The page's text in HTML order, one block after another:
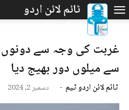
غربت کی وجہ سے
سے میلوں دور بھیج دیا
ٹائم لائن اردو ٹیم - دسمبر 2, 2024